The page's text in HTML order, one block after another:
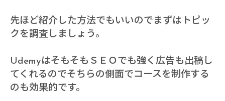
先ほど紹介した方法でもいいのでまずはトピッ
クを調査しましょう。
UdemyはそもそもＳＥＯでも強く広告も出稿し
てくれるのでそちらの側面でコースを制作する
のも効果的です。